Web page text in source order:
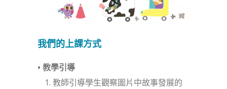
我們的上課方式
• 教學引導
教師引導學生觀察圖片中故事發展的